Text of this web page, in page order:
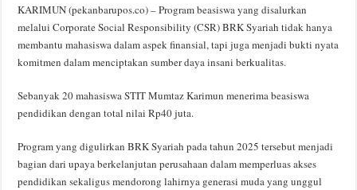
KARIMUN (pekanbarupos.co) – Program beasiswa yang disalurkan
melalui Corporate Social Responsibility (CSR) BRK Syariah tidak hanya
membantu mahasiswa dalam aspek finansial, tapi juga menjadi bukti nyata
komitmen dalam menciptakan sumber daya insani berkualitas.
Sebanyak 20 mahasiswa STIT Mumtaz Karimun menerima beasiswa
pendidikan dengan total nilai Rp40 juta.
Program yang digulirkan BRK Syariah pada tahun 2025 tersebut menjadi
bagian dari upaya berkelanjutan perusahaan dalam memperluas akses
pendidikan sekaligus mendorong lahirnya generasi muda yang unggul